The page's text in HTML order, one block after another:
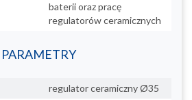
baterii oraz pracę
regulatorów ceramicznych
PARAMETRY
regulator ceramiczny Ø35